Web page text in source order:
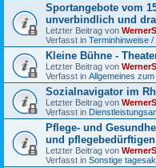
Sportangebote vom
unverbindlich und
Letzter Beitrag von
Verfasst in Terminhinweise
Kleine Bühne -
Letzter Beitrag von
Verfasst in Allgemeines
Sozialnavigator im
Letzter Beitrag von
Verfasst in
Pflege- und
und
Letzter Beitrag von
Verfasst in Sonstige